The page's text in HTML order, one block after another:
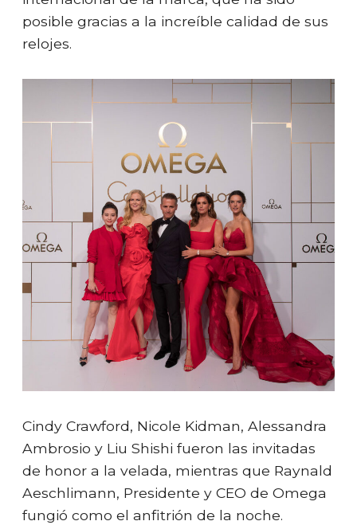
posible gracias a la increíble calidad de sus
relojes.
Cindy Crawford, Nicole Kidman, Alessandra
Ambrosio y Liu Shishi fueron las invitadas
de honor a la velada, mientras que Raynald
Aeschlimann, Presidente y CEO de Omega
fungió como el anfitrión de la noche.